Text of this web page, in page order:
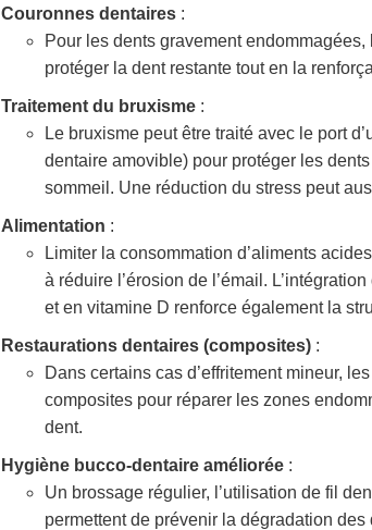
Couronnes dentaires :
Pour les dents gravement
protéger la dent restante tout en la
Traitement du bruxisme :
Le bruxisme peut être traité avec le port
dentaire amovible) pour protéger les
sommeil. Une réduction du stress peut
Alimentation :
Limiter la consommation d’aliments
à réduire l’érosion de l’émail.
et en vitamine D renforce également la
Restaurations dentaires (composites) :
Dans certains cas d’effritement mineur,
composites pour réparer les zones
dent.
Hygiène bucco-dentaire améliorée :
Un brossage régulier, l’utilisation de fil
permettent de prévenir la dégradation des